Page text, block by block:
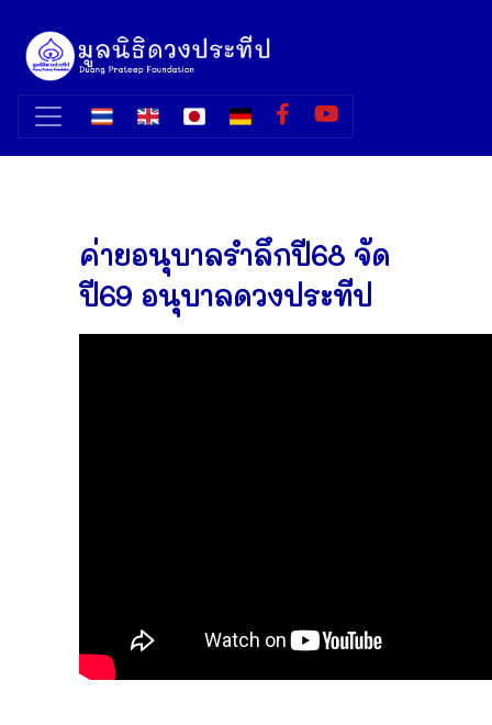
ค่ายอนุบาลรำลึกปี68 จัด
ปี69 อนุบาลดวงประทีป